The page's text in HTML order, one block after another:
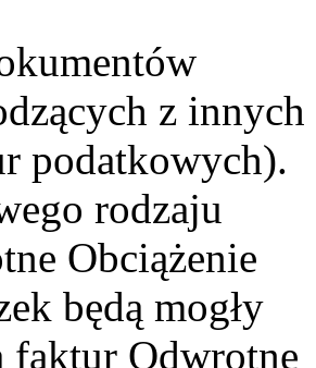
z innych
podatkowych).
rodzaju
Obciążenie
będą mogły
faktur Odwrotne